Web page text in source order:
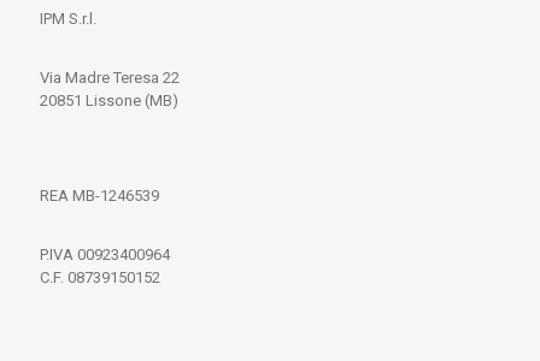
IPM S.r.l.
Via Madre Teresa 22
20851 Lissone (MB)
REA MB-1246539
P.IVA 00923400964
C.F. 08739150152